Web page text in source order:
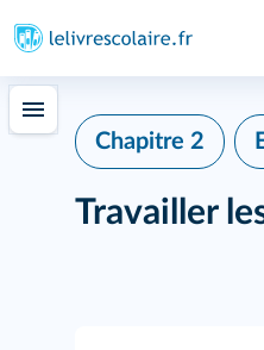
Chapitre 2
Travailler